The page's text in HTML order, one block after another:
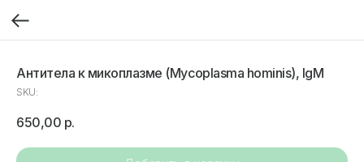
Антитела к микоплазме (Mycoplasma hominis), IgM
SKU:
650,00 р.